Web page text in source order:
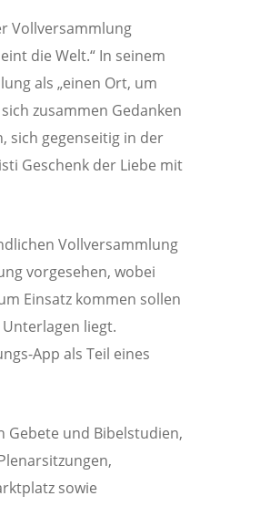
Vollversammlung
die Welt.“ In seinem
als „einen Ort, um
zusammen Gedanken
sich gegenseitig in der
Geschenk der Liebe mit
Vollversammlung
vorgesehen, wobei
Einsatz kommen sollen
liegt.
App als Teil eines
Gebete und Bibelstudien,
sowie